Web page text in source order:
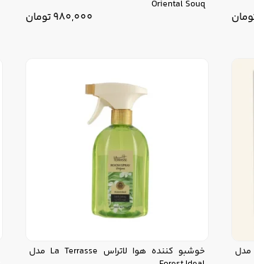
Oriental Souq
980,000تومان
خوشبو کننده محیط ویت یو With You مدل
خوشبو کننده هوا لاتراس La Terrasse مدل